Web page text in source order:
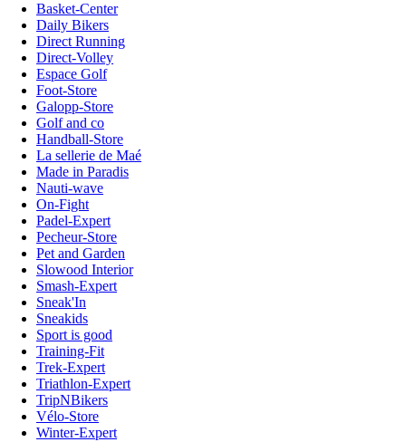
Basket-Center
Daily Bikers
Direct Running
Direct-Volley
Espace Golf
Foot-Store
Galopp-Store
Golf and co
Handball-Store
La sellerie de Maé
Made in Paradis
Nauti-wave
On-Fight
Padel-Expert
Pecheur-Store
Pet and Garden
Slowood Interior
Smash-Expert
Sneak'In
Sneakids
Sport is good
Training-Fit
Trek-Expert
Triathlon-Expert
TripNBikers
Vélo-Store
Winter-Expert